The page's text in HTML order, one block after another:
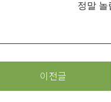
정말 놀
이전글